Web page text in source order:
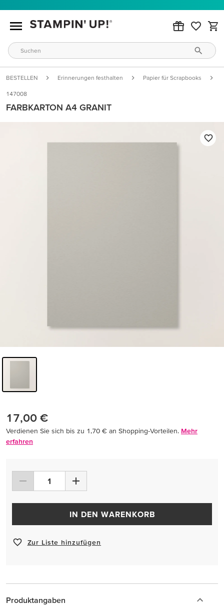
BESTELLEN Erinnerungen festhalten Papier für Scrapbooks
147008
FARBKARTON A4 GRANIT
17,00 €
Verdienen Sie sich bis zu 1,70 € an Shopping-Vorteilen. Mehr
erfahren
IN DEN WARENKORB
Zur Liste hinzufügen
Produktangaben